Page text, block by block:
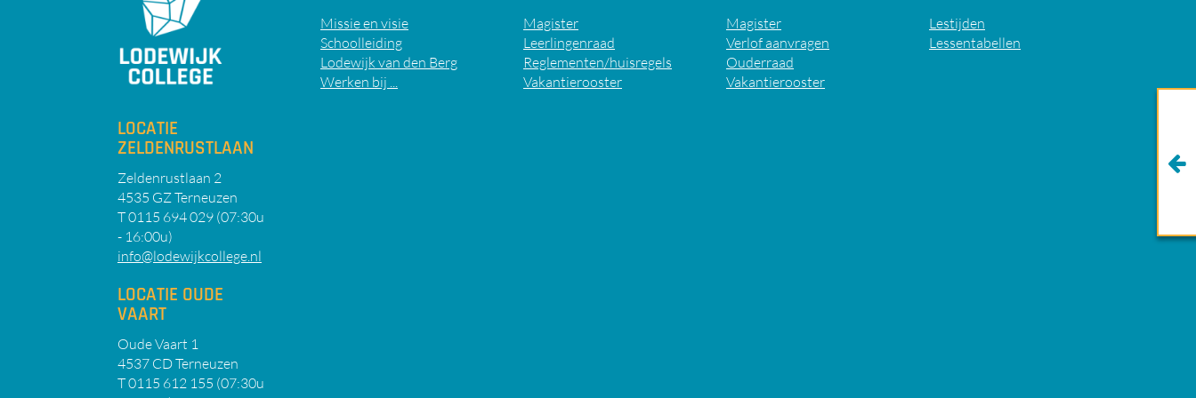
LOCATIE
ZELDENRUSTLAAN
Zeldenrustlaan 2
4535 GZ Terneuzen
T 0115 694 029 (07:30u
- 16:00u)
info@lodewijkcollege.nl
LOCATIE OUDE
VAART
Oude Vaart 1
4537 CD Terneuzen
T 0115 612 155 (07:30u
Missie en visie
Schoolleiding
Lodewijk van den Berg
Werken bij ...
Magister
Leerlingenraad
Reglementen/huisregels
Vakantierooster
Magister
Verlof aanvragen
Ouderraad
Vakantierooster
Lestijden
Lessentabellen